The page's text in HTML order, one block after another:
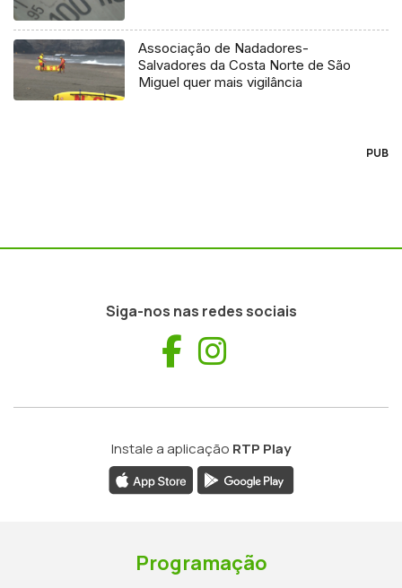
Associação de Nadadores-
Salvadores da Costa Norte de São
Miguel quer mais vigilância
PUB
Siga-nos nas redes sociais
Facebook
Instale a aplicação RTP Play
Programação